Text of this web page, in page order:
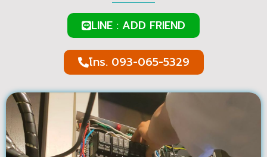
LINE : ADD FRIEND
โทร. 093-065-5329